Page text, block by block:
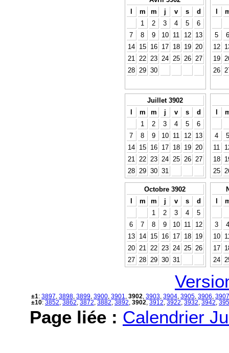
l
m m j v s
d
1
2 3 4 5
6
7
8 9 10 11 12
13
14
15 16 17 18 19
20
21
22 23 24 25 26
27
28
29 30
l
5
6
12
19
26
Juillet 3902
l
m m j v s
d
1
2 3 4 5
6
7
8 9 10 11 12
13
14
15 16 17 18 19
20
21
22 23 24 25 26
27
28
29 30 31
l
4
5
11
18
25
Octobre 3902
l
m m j v s
d
1
2 3 4
5
6
7 8 9 10 11
12
13
14 15 16 17 18
19
20
21 22 23 24 25
26
27
28 29 30 31
l
3
4
10
17
24
±1: 3897 3898 3899 3900 3901 3902 3903 3904 3905 3906 3907
±10: 3852 3862 3872 3882 3892 3902 3912 3922 3932 3942
Page liée : Calendrier